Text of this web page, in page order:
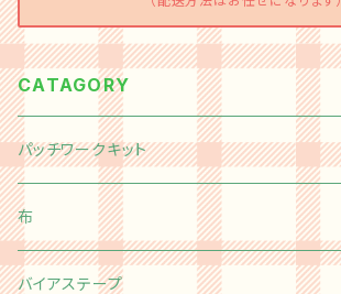
CATAGORY
パッチワークキット
布
切り売り
バイアステープ